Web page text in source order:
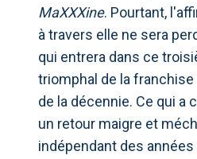
MaXXXine. Pourtant,
à travers elle ne sera
qui entrera dans ce
triomphal de la
de la décennie. Ce qui a
un retour maigre et
indépendant des